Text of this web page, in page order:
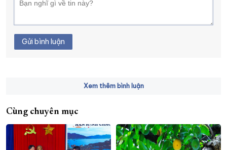
Gửi bình luận
Xem thêm bình luận
Cùng chuyên mục